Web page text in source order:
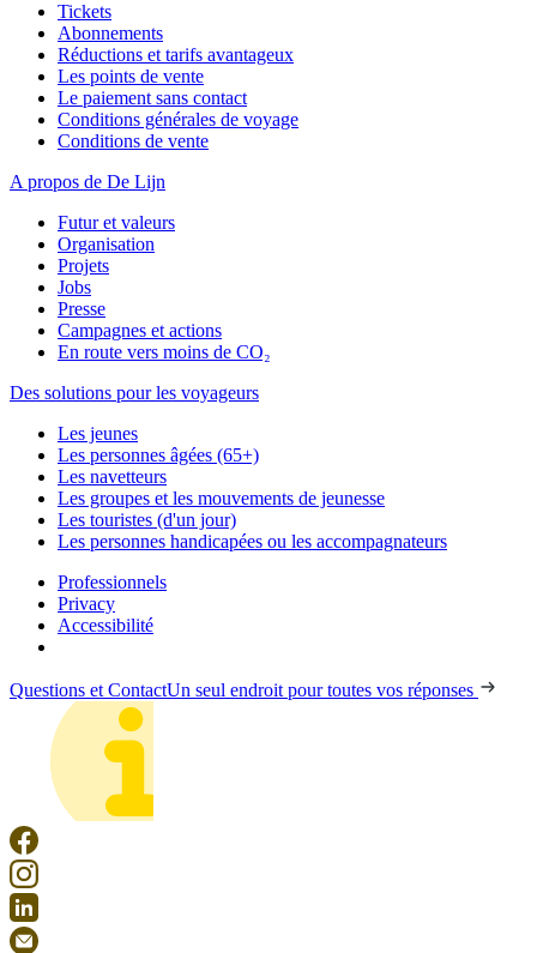
Tickets
Abonnements
Réductions et tarifs avantageux
Les points de vente
Le paiement sans contact
Conditions générales de voyage
Conditions de vente
A propos de De Lijn
Futur et valeurs
Organisation
Projets
Jobs
Presse
Campagnes et actions
En route vers moins de CO₂
Des solutions pour les voyageurs
Les jeunes
Les personnes âgées (65+)
Les navetteurs
Les groupes et les mouvements de jeunesse
Les touristes (d'un jour)
Les personnes handicapées ou les accompagnateurs
Professionnels
Privacy
Accessibilité
Questions et ContactUn seul endroit pour toutes vos réponses